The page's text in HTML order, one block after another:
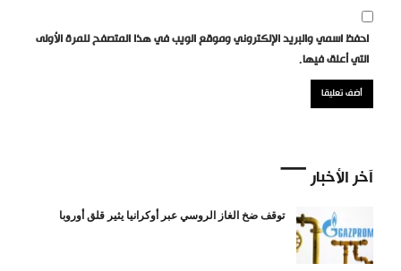
احفظ اسمي والبريد الإلكتروني وموقع الويب في هذا المتصفح للمرة الأولى
التي أعلق فيها.
آخر الأخبار
توقف ضخ الغاز الروسي عبر أوكرانيا يثير قلق أوروبا